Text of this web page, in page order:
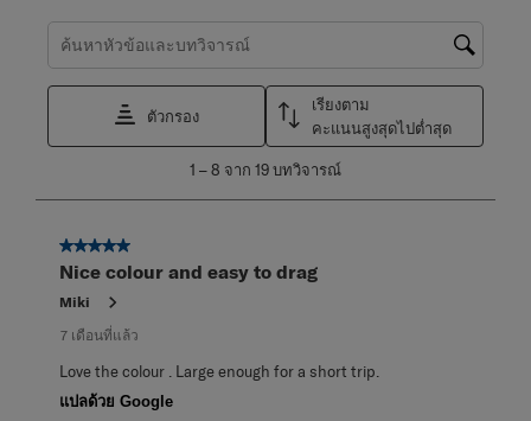
ค้นหาหัวข้อและตรวจสอบภูมิภาคการค้นหา
ตัวกรอง
เรียงตาม
คะแนนสูงสุดไปต่ำสุด
8
วิจารณ์
1 –8 จาก 19บทวิจารณ์
5 จาก 5 ดาว
Nice colour and easy to drag
Miki
7 เดือนที่แล้ว
Love the colour . Large enough for a short trip.
แปลด้วย Google